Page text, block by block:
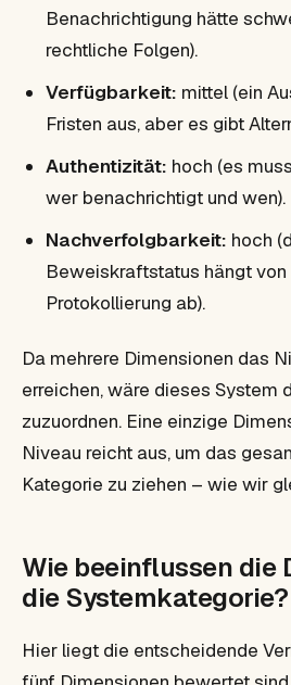
Benachrichtigung hätte
rechtliche Folgen).
Verfügbarkeit: mittel (ein
Fristen aus, aber es gibt
Authentizität: hoch (es
wer benachrichtigt und wen).
Nachverfolgbarkeit: hoch
Beweiskraftstatus hängt
Protokollierung ab).
Da mehrere Dimensionen das
erreichen, wäre dieses System
zuzuordnen. Eine einzige
Niveau reicht aus, um das
Kategorie zu ziehen – wie wir
Wie beeinflussen die
die Systemkategorie?
Hier liegt die entscheidende